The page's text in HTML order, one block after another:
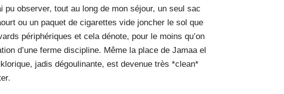
pu observer, tout au long de mon séjour, un seul sac
ou un paquet de cigarettes vide joncher le sol que
périphériques et cela dénote, pour le moins qu’on
d’une ferme discipline. Même la place de Jamaa el
jadis dégoulinante, est devenue très *clean*